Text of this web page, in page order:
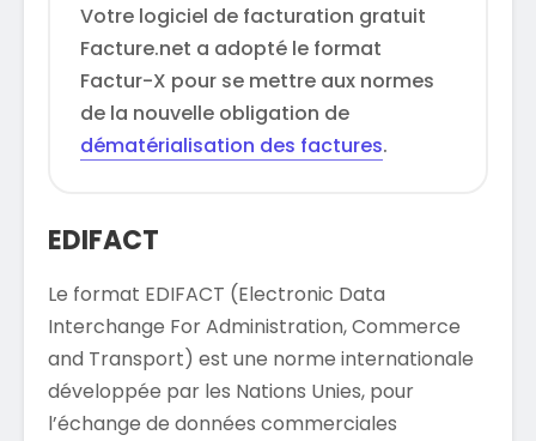
Votre logiciel de facturation gratuit
Facture.net a adopté le format
Factur-X pour se mettre aux normes
de la nouvelle obligation de
dématérialisation des factures.
EDIFACT
Le format EDIFACT (Electronic Data
Interchange For Administration, Commerce
and Transport) est une norme internationale
développée par les Nations Unies, pour
l’échange de données commerciales